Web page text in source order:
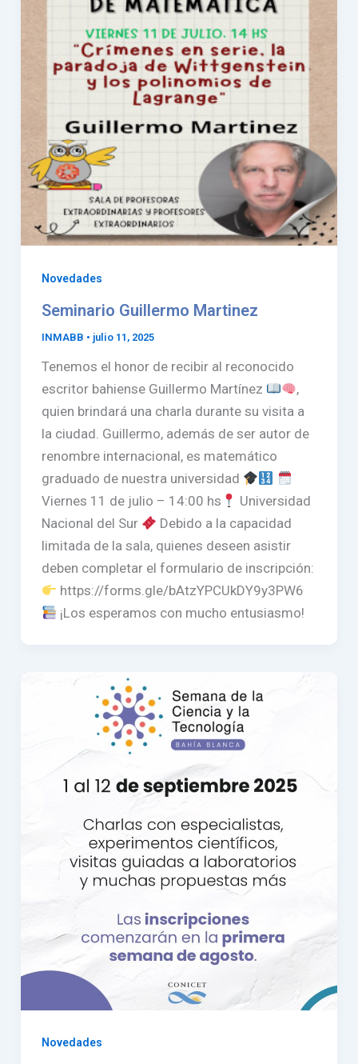
Novedades
Seminario Guillermo Martinez
INMABB • julio 11, 2025
Tenemos el honor de recibir al reconocido
escritor bahiense Guillermo Martínez
,
quien brindará una charla durante su visita a
la ciudad. Guillermo, además de ser autor de
renombre internacional, es matemático
graduado de nuestra universidad
Viernes 11 de julio – 14:00 hs
Universidad
Nacional del Sur
Debido a la capacidad
limitada de la sala, quienes deseen asistir
deben completar el formulario de inscripción:
https://forms.gle/bAtzYPCUkDY9y3PW6
¡Los esperamos con mucho entusiasmo!
Novedades